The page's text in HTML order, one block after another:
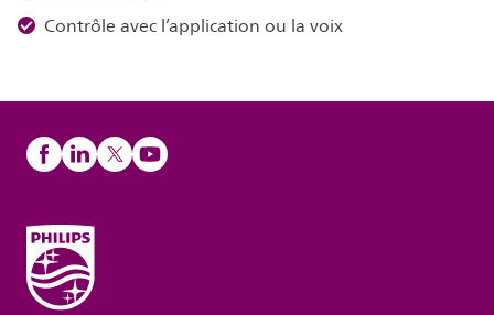
Contrôle avec l’application ou la voix